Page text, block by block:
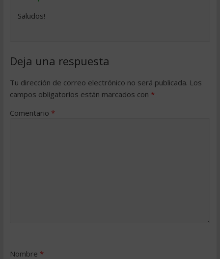
Saludos!
Deja una respuesta
Tu dirección de correo electrónico no será publicada. Los
campos obligatorios están marcados con *
Comentario *
Nombre *